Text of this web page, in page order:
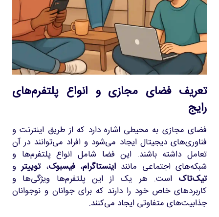
تعریف فضای مجازی و انواع پلتفرم‌های
رایج
فضای مجازی به محیطی اشاره دارد که از طریق اینترنت و
فناوری‌های دیجیتال ایجاد می‌شود و افراد می‌توانند در آن
تعامل داشته باشند. این فضا شامل انواع پلتفرم‌ها و
شبکه‌های اجتماعی مانند اینستاگرام،فیسبوک،توییترو
تیک‌تاک است. هر یک از این پلتفرم‌ها ویژگی‌ها و
کاربردهای خاص خود را دارند که برای جوانان و نوجوانان
جذابیت‌های متفاوتی ایجاد می‌کنند.